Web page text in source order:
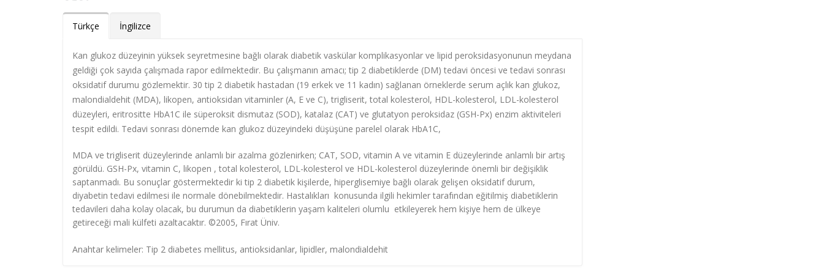
Türkçe İngilizce
Kan glukoz düzeyinin yüksek seyretmesine bağlı olarak diabetik vaskülar komplikasyonlar ve lipid peroksidasyonunun meydana
geldiği çok sayıda çalışmada rapor edilmektedir. Bu çalışmanın amacı; tip 2 diabetiklerde (DM) tedavi öncesi ve tedavi sonrası
oksidatif durumu gözlemektir. 30 tip 2 diabetik hastadan (19 erkek ve 11 kadın) sağlanan örneklerde serum açlık kan glukoz,
malondialdehit (MDA), likopen, antioksidan vitaminler (A, E ve C), trigliserit, total kolesterol, HDL-kolesterol, LDL-kolesterol
düzeyleri, eritrositte HbA1C ile süperoksit dismutaz (SOD), katalaz (CAT) ve glutatyon peroksidaz (GSH-Px) enzim aktiviteleri
tespit edildi. Tedavi sonrası dönemde kan glukoz düzeyindeki düşüşüne parelel olarak HbA1C,
MDA ve trigliserit düzeylerinde anlamlı bir azalma gözlenirken; CAT, SOD, vitamin A ve vitamin E düzeylerinde anlamlı bir artış
görüldü. GSH-Px, vitamin C, likopen , total kolesterol, LDL-kolesterol ve HDL-kolesterol düzeylerinde önemli bir değişiklik
saptanmadı. Bu sonuçlar göstermektedir ki tip 2 diabetik kişilerde, hiperglisemiye bağlı olarak gelişen oksidatif durum,
diyabetin tedavi edilmesi ile normale dönebilmektedir. Hastalıkları konusunda ilgili hekimler tarafından eğitilmiş diabetiklerin
tedavileri daha kolay olacak, bu durumun da diabetiklerin yaşam kaliteleri olumlu etkileyerek hem kişiye hem de ülkeye
getireceği mali külfeti azaltacaktır. ©2005, Fırat Üniv.
Anahtar kelimeler: Tip 2 diabetes mellitus, antioksidanlar, lipidler, malondialdehit